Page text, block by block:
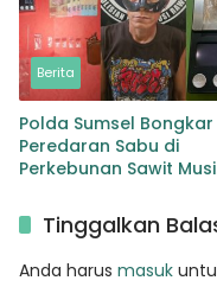
Berita
Polda Sumsel Bongkar
Peredaran Sabu di
Perkebunan Sawit Musi
dengan Barang Bukti
dan Timbangan
Tinggalkan
Anda harus masuk